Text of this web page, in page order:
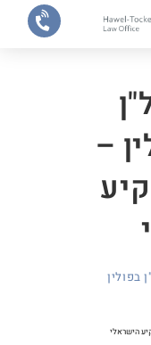
–
בפולין
הישראלי